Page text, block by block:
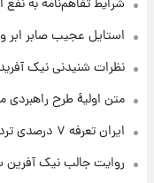
۱ روز پیش
شرایط تفاهم‌نامه به نفع
استایل عجیب صابر
نظرات شنیدنی نیک
متن اولیۀ طرح راهبردی
ایران تعرفه ۷ درصدی تردد از تنگه هرمز را ابلاغ کرد
روایت جالب نیک آفرین